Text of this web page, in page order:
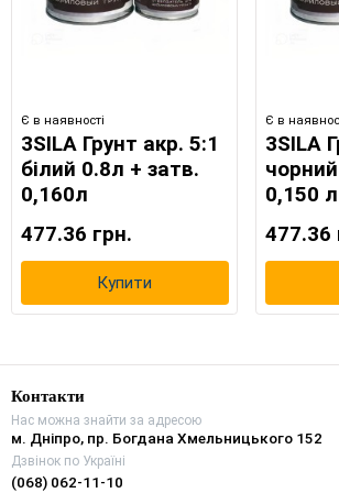
Є в наявності
3SILA Грунт акр. 5:1
білий 0.8л + затв.
0,160л
477.36 грн.
Купити
Є в
3SILA
0,150 л
477.36
Контакти
Нас можна знайти за адресою
м. Дніпро, пр. Богдана Хмельницького 152
Дзвінок по Україні
(068) 062-11-10